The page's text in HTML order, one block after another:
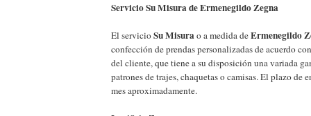
Servicio Su Misura de Ermenegildo Zegna
El servicioSu Misurao a medida deErmenegildo
confección de prendas personalizadas de acuerdo
del cliente, que tiene a su disposición una variada
patrones de trajes, chaquetas o camisas. El plazo de
mes aproximadamente.